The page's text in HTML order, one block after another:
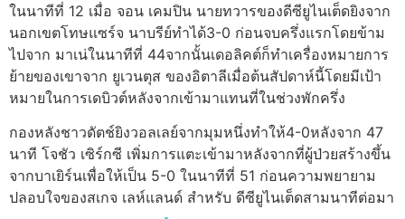
ในนาทีที่ 12 เมื่อ จอน เคมปิน นายทวารของดีซียูไนเต็ดยิงจาก
นอกเขตโทษแซร์จ นาบรีย์ทำได้3-0 ก่อนจบครึ่งแรกโดยข้าม
ไปจาก มาเน่ในนาทีที่ 44จากนั้นเดอลิคต์ก็ทำเครื่องหมายการ
ย้ายของเขาจาก ยูเวนตุส ของอิตาลีเมื่อต้นสัปดาห์นี้โดยมีเป้า
หมายในการเดบิวต์หลังจากเข้ามาแทนที่ในช่วงพักครึ่ง
กองหลังชาวดัตช์ยิงวอลเลย์จากมุมหนึ่งทำให้4-0หลังจาก 47
นาที โจชัว เซิร์กซี เพิ่มการแตะเข้ามาหลังจากที่ผู้ป่วยสร้างขึ้น
จากบาเยิร์นเพื่อให้เป็น 5-0 ในนาทีที่ 51 ก่อนความพยายาม
ปลอบใจของสเกจ เลห์แลนด์ สำหรับ ดีซียูไนเต็ดสามนาทีต่อมา